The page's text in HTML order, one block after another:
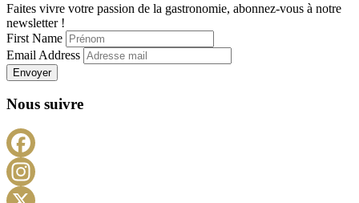
Faites vivre votre passion de la gastronomie, abonnez-vous à notre
newsletter !
First Name
Email Address
Envoyer
Nous suivre